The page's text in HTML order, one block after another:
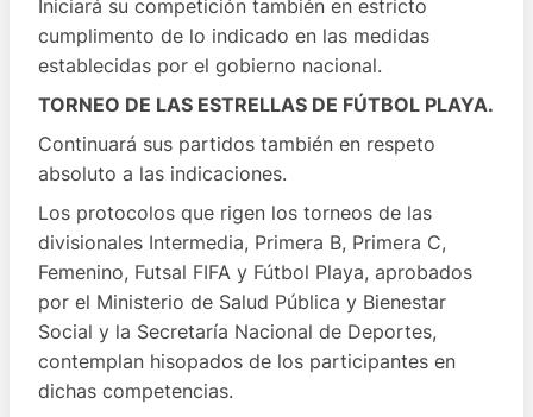
Iniciará su competición también en estricto
cumplimento de lo indicado en las medidas
establecidas por el gobierno nacional.
TORNEO DE LAS ESTRELLAS DE FÚTBOL PLAYA.
Continuará sus partidos también en respeto
absoluto a las indicaciones.
Los protocolos que rigen los torneos de las
divisionales Intermedia, Primera B, Primera C,
Femenino, Futsal FIFA y Fútbol Playa, aprobados
por el Ministerio de Salud Pública y Bienestar
Social y la Secretaría Nacional de Deportes,
contemplan hisopados de los participantes en
dichas competencias.